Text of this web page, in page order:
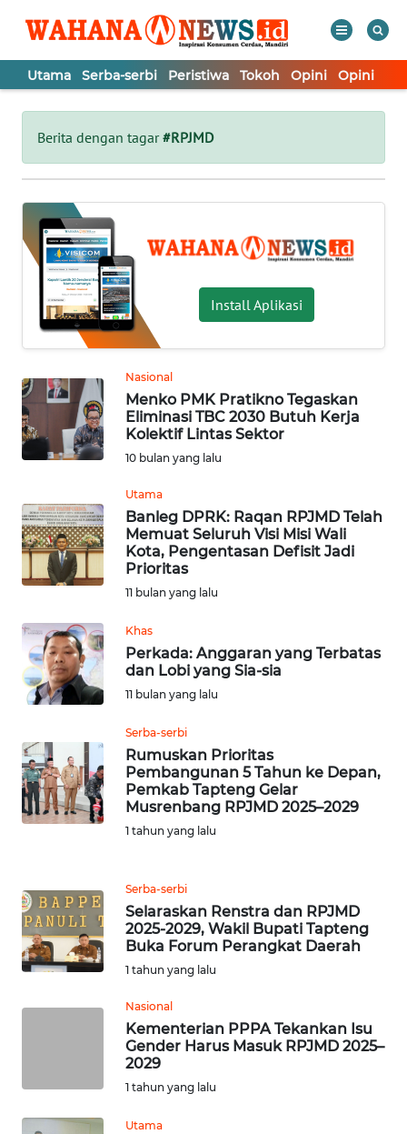
Utama Serba-serbi Peristiwa Tokoh Opini Opini
Berita dengan tagar#RPJMD
Install Aplikasi
Nasional
Menko PMK Pratikno Tegaskan
Eliminasi TBC 2030 Butuh Kerja
Kolektif Lintas Sektor
10 bulan yang lalu
Utama
Banleg DPRK: Raqan RPJMD Telah
Memuat Seluruh Visi Misi Wali
Kota, Pengentasan Defisit Jadi
Prioritas
11 bulan yang lalu
Khas
Perkada: Anggaran yang Terbatas
dan Lobi yang Sia-sia
11 bulan yang lalu
Serba-serbi
Rumuskan Prioritas
Pembangunan 5 Tahun ke Depan,
Pemkab Tapteng Gelar
Musrenbang RPJMD 2025–2029
1 tahun yang lalu
Serba-serbi
Selaraskan Renstra dan RPJMD
2025-2029, Wakil Bupati Tapteng
Buka Forum Perangkat Daerah
1 tahun yang lalu
Nasional
Kementerian PPPA Tekankan Isu
Gender Harus Masuk RPJMD 2025–
2029
1 tahun yang lalu
Utama
Tutup
UTAMA
SERBA-
SERBI
PERISTIWA
TOKOH
OPINI
OPINI
Informasi
INDEKS
BERITA
KAMI
INFO
IKLAN
TENTANG
KAMI
PEDOMAN
REDAKSI
KARIR
WN